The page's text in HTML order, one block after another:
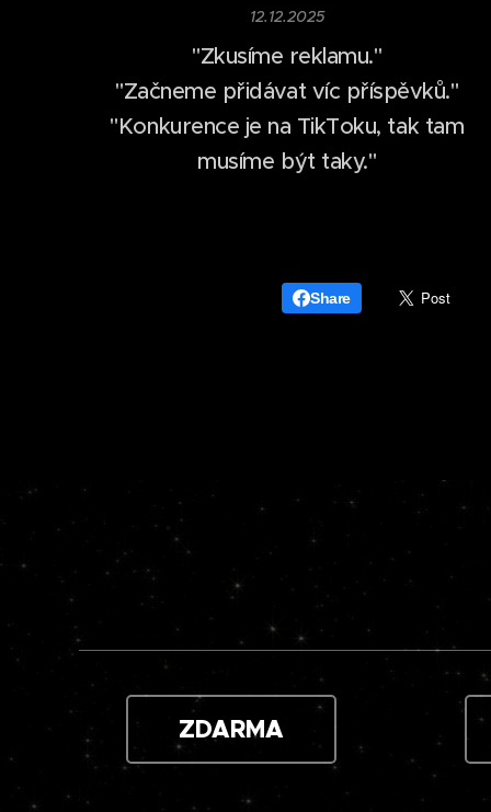
12.12.2025
"Zkusíme reklamu."
"Začneme přidávat víc příspěvků."
"Konkurence je na TikToku, tak tam
musíme být taky."
Share
ZDARMA